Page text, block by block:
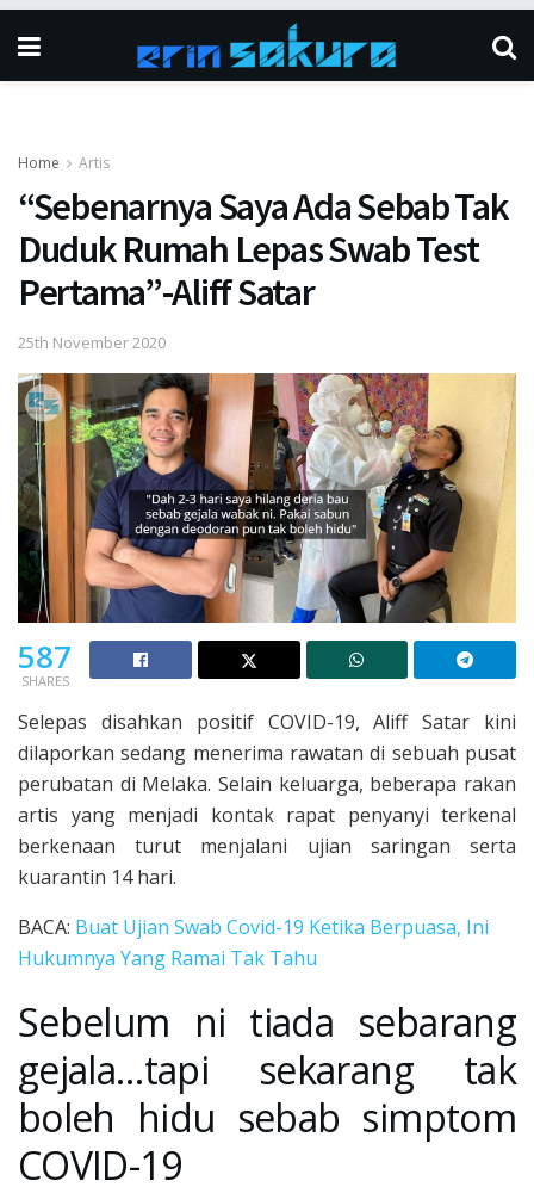
Home Artis
“Sebenarnya Saya Ada Sebab Tak
Duduk Rumah Lepas Swab Test
Pertama”-Aliff Satar
25th November 2020
587
SHARES
Selepas disahkan positif COVID-19, Aliff Satar kini
dilaporkan sedang menerima rawatan di sebuah pusat
perubatan di Melaka. Selain keluarga, beberapa rakan
artis yang menjadi kontak rapat penyanyi terkenal
berkenaan turut menjalani ujian saringan serta
kuarantin 14 hari.
BACA: Buat Ujian Swab Covid-19 Ketika Berpuasa, Ini
Hukumnya Yang Ramai Tak Tahu
Sebelum ni tiada sebarang
gejala…tapi sekarang tak
boleh hidu sebab simptom
COVID-19